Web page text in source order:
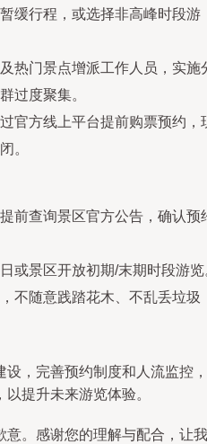
缓行程，或选择非高峰时段游
热门景点增派工作人员，实施
过度聚集。
官方线上平台提前购票预约，
。
前查询景区官方公告，确认预
或景区开放初期/末期时段游览
不随意践踏花木、不乱丢垃圾
设，完善预约制度和人流监控，
提升未来游览体验。
意。感谢您的理解与配合，让我